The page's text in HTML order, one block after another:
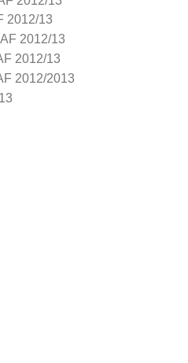
2012/13
2012/13
2012/13
2012/2013